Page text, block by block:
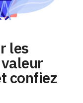
les
confiez